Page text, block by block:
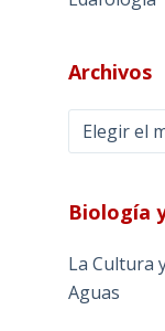
Archivos
Archivos
Biología
La Cultura
Aguas